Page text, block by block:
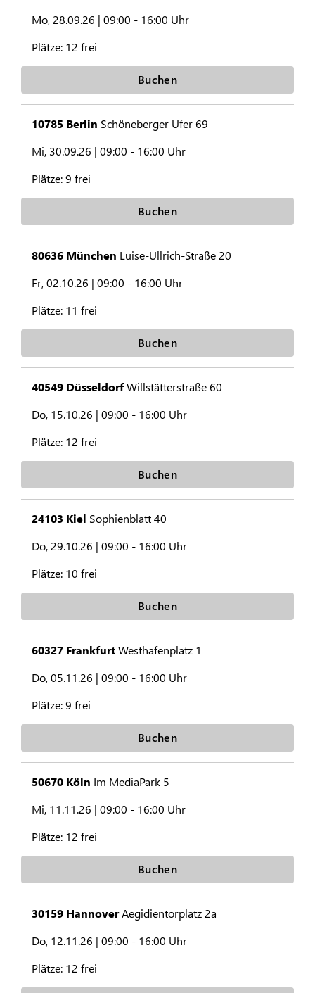
Mo, 28.09.26 | 09:00 - 16:00 Uhr
Plätze: 12 frei
Buchen
10785 Berlin Schöneberger Ufer 69
Mi, 30.09.26 | 09:00 - 16:00 Uhr
Plätze:9 frei
Buchen
80636 München Luise-Ullrich-Straße 20
Fr, 02.10.26 | 09:00 - 16:00 Uhr
Plätze: 11 frei
Buchen
40549 DüsseldorfWillstätterstraße 60
Do, 15.10.26 | 09:00 - 16:00 Uhr
Plätze: 12 frei
Buchen
24103 Kiel Sophienblatt 40
Do, 29.10.26 | 09:00 - 16:00 Uhr
Plätze: 10 frei
Buchen
60327 FrankfurtWesthafenplatz 1
Do, 05.11.26 | 09:00 - 16:00 Uhr
Plätze:9 frei
Buchen
50670 Köln Im MediaPark 5
Mi, 11.11.26 | 09:00 - 16:00 Uhr
Plätze: 12 frei
Buchen
30159 HannoverAegidientorplatz 2a
Do, 12.11.26 | 09:00 - 16:00 Uhr
Plätze: 12 frei